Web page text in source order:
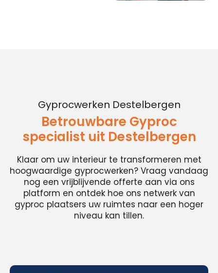
Gyprocwerken Destelbergen
Betrouwbare Gyproc
specialist uit Destelbergen
Klaar om uw interieur te transformeren met
hoogwaardige gyprocwerken? Vraag vandaag
nog een vrijblijvende offerte aan via ons
platform en ontdek hoe ons netwerk van
gyproc plaatsers uw ruimtes naar een hoger
niveau kan tillen.